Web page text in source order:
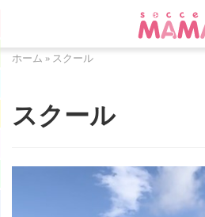
ホーム » スクール
スクール